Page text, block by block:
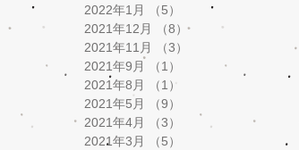
2022年1月
（5）
5件の記事
2021年12月
（8）8件の記事
2021年11月
（3）
2021年9月
（1）
1件の記事
2021年8月
（1）
2021年5月
（9）
2021年4月
（3）
3件の記事
2021年3月
（5）